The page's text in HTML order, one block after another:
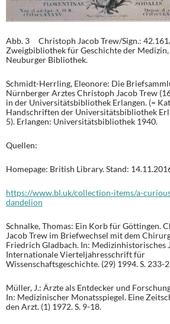
Abb. 3 Christoph Jacob Trew/Sign.:
Zweigbibliothek für Geschichte der Medizin,
Neuburger Bibliothek.
Schmidt-Herrling, Eleonore: Die
Nürnberger Arztes Christoph Jacob Trew
in der Universitätsbibliothek Erlangen. (=
Handschriften der Universitätsbibliothek
5). Erlangen: Universitätsbibliothek 1940.
Quellen:
Homepage: British Library. Stand:
https://www.bl.uk/collection-items/a-
dandelion
Schnalke, Thomas: Ein Korb für Göttingen.
Jacob Trew im Briefwechsel mit dem
Friedrich Gladbach. In: Medizinhistorisches
Internationale Vierteljahresschrift für
Wissenschaftsgeschichte. (29) 1994. S. 233-
Müller, J.: Ärzte als Entdecker und
In: Medizinischer Monatsspiegel. Eine
den Arzt. (1) 1972. S. 9-18.